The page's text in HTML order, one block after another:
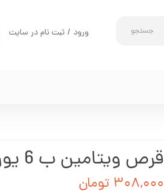
جستجو ورود / ثبت نام در سایت
قرص ویتامین ب 6 یوروویتال 60 عددی
۳۰۸,۰۰۰ تومان